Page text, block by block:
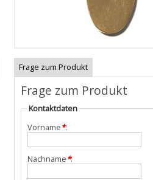
Frage zum Produkt
Frage zum Produkt
Kontaktdaten
Vorname*:
Nachname*: